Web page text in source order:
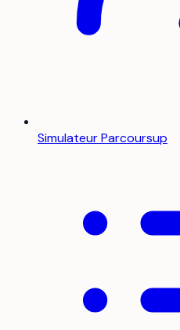
Simulateur Parcoursup